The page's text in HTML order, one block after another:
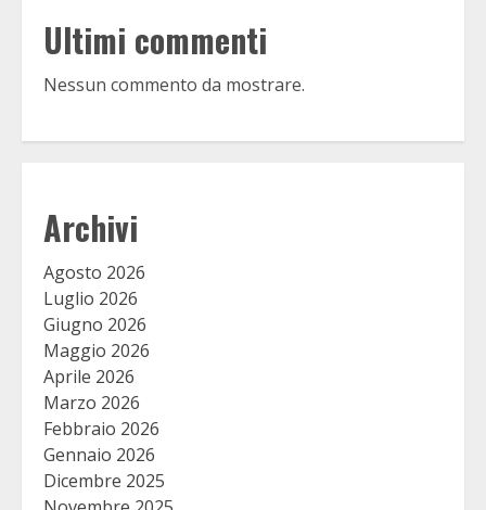
Ultimi commenti
Nessun commento da mostrare.
Archivi
Agosto 2026
Luglio 2026
Giugno 2026
Maggio 2026
Aprile 2026
Marzo 2026
Febbraio 2026
Gennaio 2026
Dicembre 2025